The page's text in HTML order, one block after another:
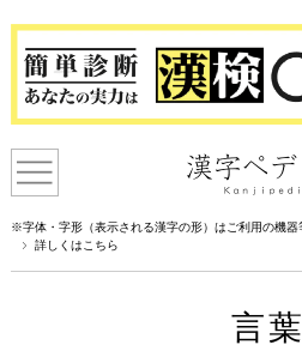
※字体・字形（表示される漢字の形）はご利用の機器
詳しくはこちら
言葉